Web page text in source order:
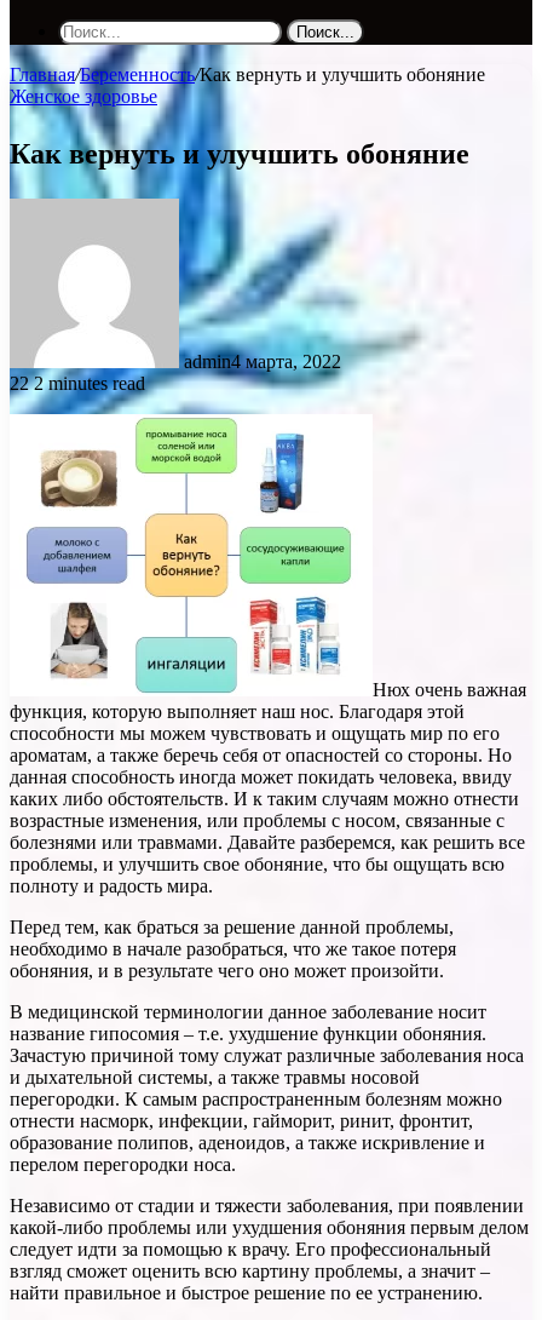
Поиск...
Главная/Беременность/Как вернуть и улучшить обоняние
Женское здоровье
Как вернуть и улучшить обоняние
admin4 марта, 2022
222 minutes read
Нюх очень важная
функция, которую выполняет наш нос. Благодаря этой
способности мы можем чувствовать и ощущать мир по его
ароматам, а также беречь себя от опасностей со стороны. Но
данная способность иногда может покидать человека, ввиду
каких либо обстоятельств. И к таким случаям можно отнести
возрастные изменения, или проблемы с носом, связанные с
болезнями или травмами. Давайте разберемся, как решить все
проблемы, и улучшить свое обоняние, что бы ощущать всю
полноту и радость мира.
Перед тем, как браться за решение данной проблемы,
необходимо в начале разобраться, что же такое потеря
обоняния, и в результате чего оно может произойти.
В медицинской терминологии данное заболевание носит
название гипосомия – т.е. ухудшение функции обоняния.
Зачастую причиной тому служат различные заболевания носа
и дыхательной системы, а также травмы носовой
перегородки. К самым распространенным болезням можно
отнести насморк, инфекции, гайморит, ринит, фронтит,
образование полипов, аденоидов, а также искривление и
перелом перегородки носа.
Независимо от стадии и тяжести заболевания, при появлении
какой-либо проблемы или ухудшения обоняния первым делом
следует идти за помощью к врачу. Его профессиональный
взгляд сможет оценить всю картину проблемы, а значит –
найти правильное и быстрое решение по ее устранению.